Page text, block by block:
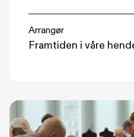
Arrangør
Framtiden i våre